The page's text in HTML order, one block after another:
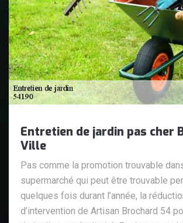
Entretien de jardin pas cher
Ville
Pas comme la promotion trouvable
supermarché qui peut être trouvable
quelques fois durant l’année, la
d’intervention de Artisan Brochard 54